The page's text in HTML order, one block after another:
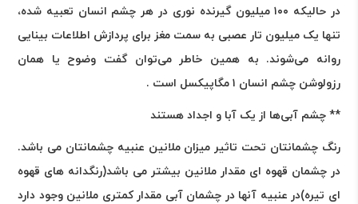
در حالیکه ۱۰۰ میلیون گیرنده نوری در هر چشم انسان تعبیه شده،
تنها یک میلیون تار عصبی به سمت مغز برای پردازش اطلاعات بینایی
روانه می‌شوند. به همین خاطر می‌توان گفت وضوح یا همان
رزولوشن چشم انسان ۱ مگاپیکسل است
.
** چشم آبی‌ها از یک آبا و اجداد هستند
رنگ چشمانتان تحت تاثیر میزان ملانین عنبیه چشمانتان می باشد.
در چشمان قهوه ای مقدار ملانین بیشتر می باشد(رنگدانه های قهوه
ای تیره)در عنبیه آنها در چشمان آبی مقدار کمتری ملانین وجود دارد